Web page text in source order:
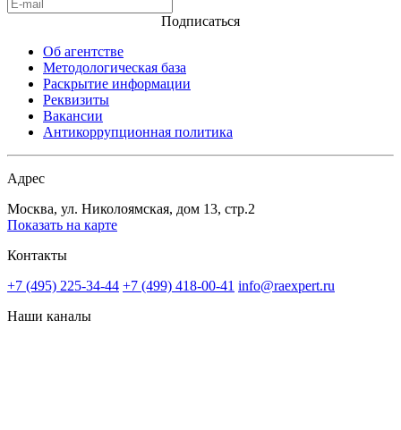
Подписаться
Об агентстве
Методологическая база
Раскрытие информации
Реквизиты
Вакансии
Антикоррупционная политика
Адрес
Москва, ул. Николоямская, дом 13, стр.2
Показать на карте
Контакты
+7 (495) 225-34-44 +7 (499) 418-00-41 info@raexpert.ru
Наши каналы